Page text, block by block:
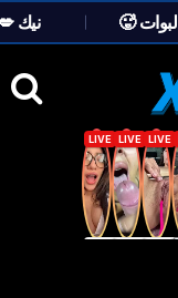
🥵 لبوات
💋 نيك